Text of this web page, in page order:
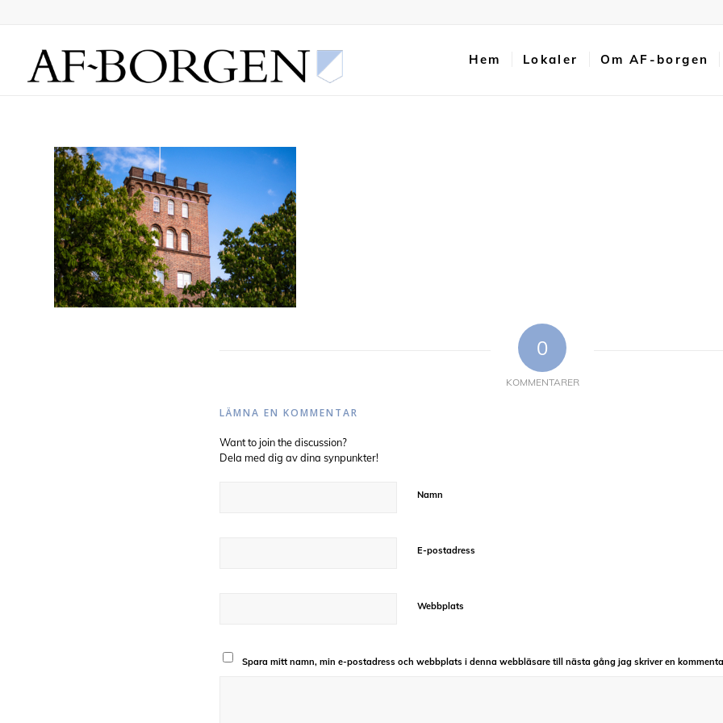
Hem Lokaler Om AF-borgen
0
KOMMENTARER
LÄMNA EN KOMMENTAR
Want to join the discussion?
Dela med dig av dina synpunkter!
Namn
E-postadress
Webbplats
Spara mitt namn, min e-postadress och webbplats i denna webbläsare till nästa gång jag skriver en